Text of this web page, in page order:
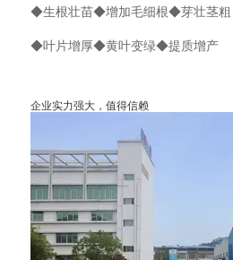
◆生根壮苗◆增加毛细根◆芽壮茎粗
◆叶片增厚◆黄叶变绿◆提质增产
企业实力强大，值得信赖